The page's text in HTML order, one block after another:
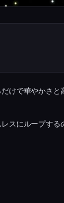
けで華やかさ
スにループす